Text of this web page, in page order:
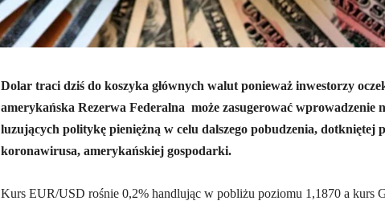
Dolar traci dziś do koszyka głównych walut ponieważ inwestorzy
amerykańska Rezerwa Federalna może zasugerować wprowadzenie
luzujących politykę pieniężną w celu dalszego pobudzenia, dotkniętej
koronawirusa, amerykańskiej gospodarki.
Kurs EUR/USD rośnie 0,2% handlując w pobliżu poziomu 1,1870 a kurs